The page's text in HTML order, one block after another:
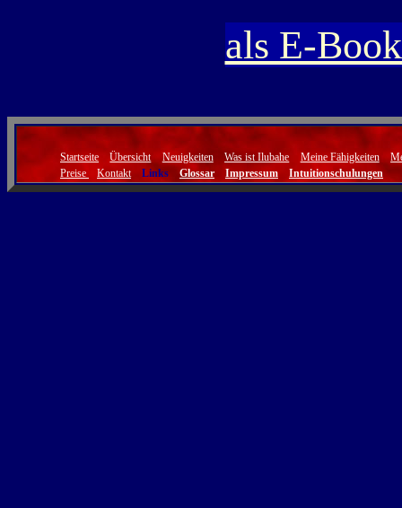
als E-
Startseite Übersicht Neuigkeiten Was ist Ilubahe Meine Fähigkeiten
Preise
Kontakt Links Glossar Impressum Intuitionschulungen